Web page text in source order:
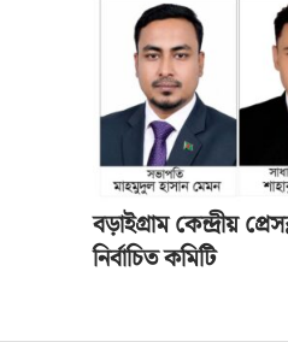
বড়াইগ্রাম কেন্দ্রীয়
নির্বাচিত কমিটি